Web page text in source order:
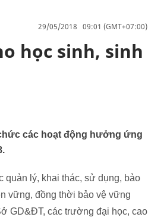
29/05/2018 09:01 (GMT+07:00)
học sinh, sinh
các hoạt động hưởng ứng
quản lý, khai thác, sử dụng, bảo
vững, đồng thời bảo vệ vững
GD&ĐT, các trường đại học, cao